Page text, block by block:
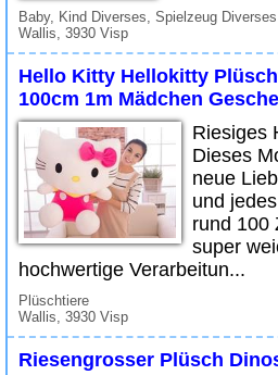
Baby, Kind Diverses, Spielzeug Diverses
Wallis, 3930 Visp
Hello Kitty Hellokitty
100cm 1m Mädchen
Riesiges
Dieses
neue
und
rund 100
super
hochwertige Verarbeitun...
Plüschtiere
Wallis, 3930 Visp
Riesengrosser Plüsch